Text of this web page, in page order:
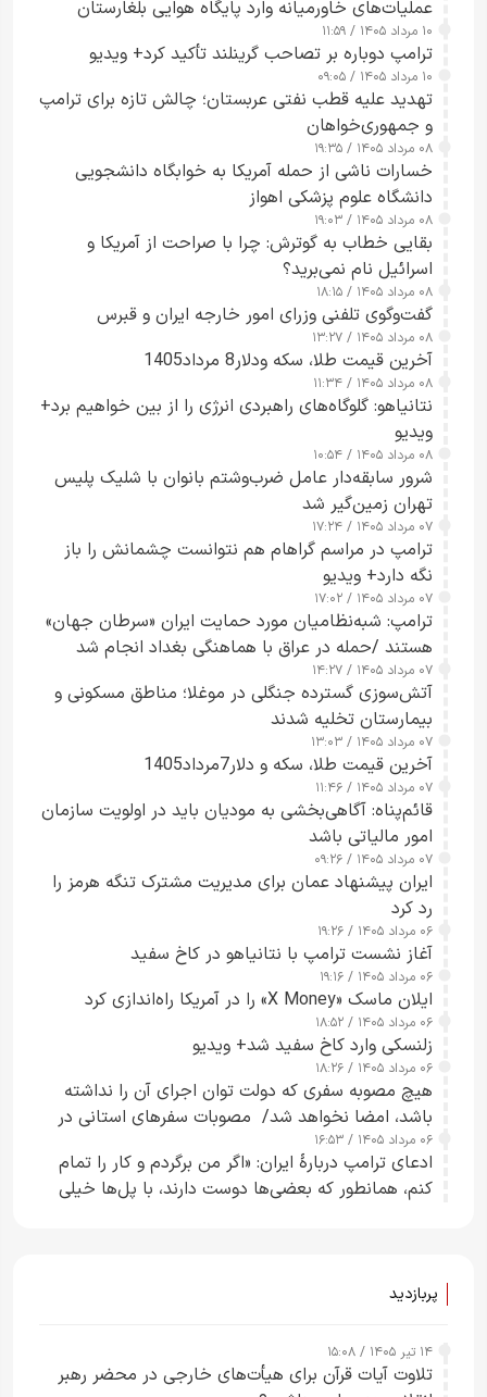
عملیات‌های خاورمیانه وارد پایگاه هوایی بلغارستان
شدند
۱۰ مرداد ۱۴۰۵ / ۱۱:۵۹
ترامپ دوباره بر تصاحب گرینلند تأکید کرد+ ویدیو
۱۰ مرداد ۱۴۰۵ / ۰۹:۰۵
تهدید علیه قطب نفتی عربستان؛ چالش تازه برای ترامپ
و جمهوری‌خواهان
۰۸ مرداد ۱۴۰۵ / ۱۹:۳۵
خسارات ناشی از حمله آمریکا به خوابگاه دانشجویی
دانشگاه علوم پزشکی اهواز
۰۸ مرداد ۱۴۰۵ / ۱۹:۰۳
بقایی خطاب به گوترش: چرا با صراحت از آمریکا و
اسرائیل نام نمی‌برید؟
۰۸ مرداد ۱۴۰۵ / ۱۸:۱۵
گفت‌وگوی تلفنی وزرای امور خارجه ایران و قبرس
۰۸ مرداد ۱۴۰۵ / ۱۳:۲۷
آخرین قیمت طلا، سکه ودلار8 مرداد1405
۰۸ مرداد ۱۴۰۵ / ۱۱:۳۴
نتانیاهو: گلوگاه‌های راهبردی انرژی را از بین خواهیم برد+
ویدیو
۰۸ مرداد ۱۴۰۵ / ۱۰:۵۴
شرور سابقه‌دار عامل ضرب‌وشتم بانوان با شلیک پلیس
تهران زمین‌گیر شد
۰۷ مرداد ۱۴۰۵ / ۱۷:۲۴
ترامپ در مراسم گراهام هم نتوانست چشمانش را باز
نگه دارد+ ویدیو
۰۷ مرداد ۱۴۰۵ / ۱۷:۰۲
ترامپ: شبه‌نظامیان مورد حمایت ایران «سرطان جهان»
هستند /حمله در عراق با هماهنگی بغداد انجام شد
۰۷ مرداد ۱۴۰۵ / ۱۴:۲۷
آتش‌سوزی گسترده جنگلی در موغلا؛ مناطق مسکونی و
بیمارستان تخلیه شدند
۰۷ مرداد ۱۴۰۵ / ۱۳:۰۳
آخرین قیمت طلا، سکه و دلار7مرداد1405
۰۷ مرداد ۱۴۰۵ / ۱۱:۴۶
قائم‌پناه: آگاهی‌بخشی به مودیان باید در اولویت سازمان
امور مالیاتی باشد
۰۷ مرداد ۱۴۰۵ / ۰۹:۲۶
ایران پیشنهاد عمان برای مدیریت مشترک تنگه هرمز را
رد کرد
۰۶ مرداد ۱۴۰۵ / ۱۹:۲۶
آغاز نشست ترامپ با نتانیاهو در کاخ سفید
۰۶ مرداد ۱۴۰۵ / ۱۹:۱۶
ایلان ماسک «X Money» را در آمریکا راه‌اندازی کرد
۰۶ مرداد ۱۴۰۵ / ۱۸:۵۲
زلنسکی وارد کاخ سفید شد+ ویدیو
۰۶ مرداد ۱۴۰۵ / ۱۸:۲۶
هیچ مصوبه سفری که دولت توان اجرای آن را نداشته
باشد، امضا نخواهد شد/ مصوبات سفرهای استانی در
چارچوب قانون بودجه است+ عکس
۰۶ مرداد ۱۴۰۵ / ۱۶:۵۳
ادعای ترامپ دربارهٔ ایران: «اگر من برگردم و کار را تمام
کنم، همانطور که بعضی‌ها دوست دارند، با پل‌ها خیلی
پربازدید
۱۴ تیر ۱۴۰۵ / ۱۵:۰۸
تلاوت آیات قرآن برای هیأت‌های خارجی در محضر رهبر